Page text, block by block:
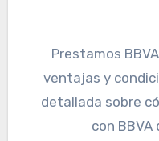
Prestamos BBVA online: Características,
ventajas y
detallada sobre
con BBVA